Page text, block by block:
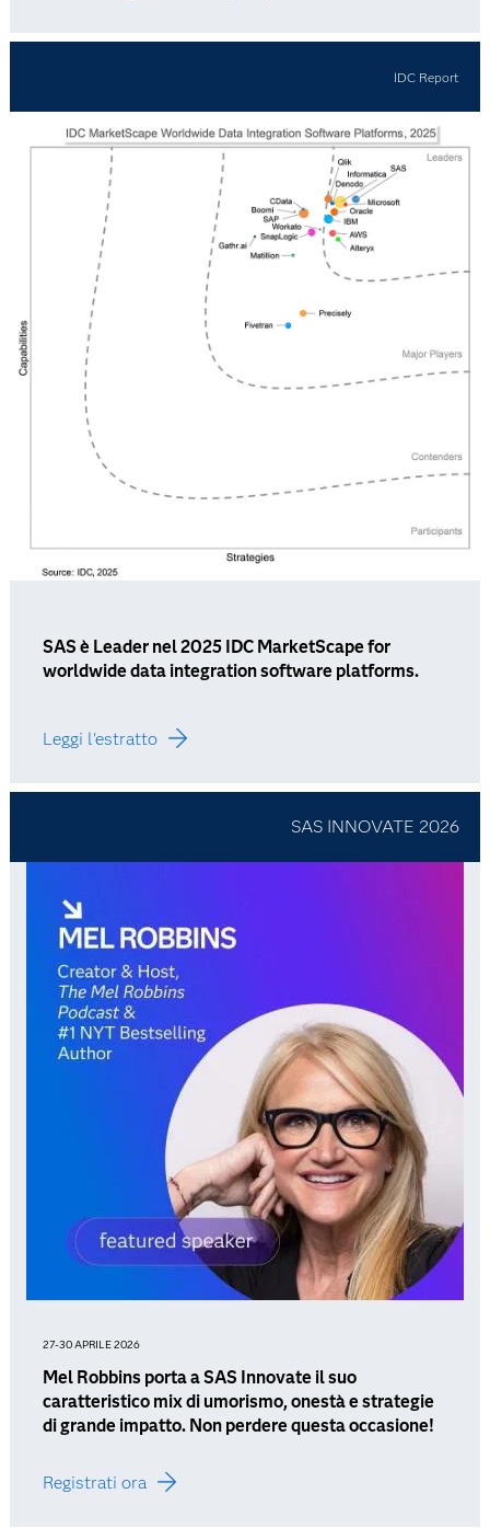
IDC Report
SAS è Leader nel 2025 IDC MarketScape for
worldwide data integration software platforms.
Leggi l'estratto
SAS INNOVATE 2026
27-30 APRILE 2026
Mel Robbins porta a SAS Innovate il suo
caratteristico mix di umorismo, onestà e strategie
di grande impatto. Non perdere questa occasione!
Registrati ora